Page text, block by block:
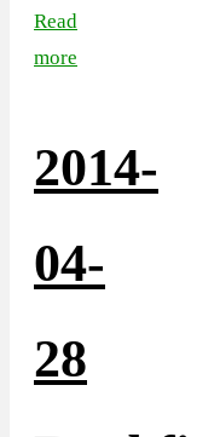
Read
more
2014-
04-
28